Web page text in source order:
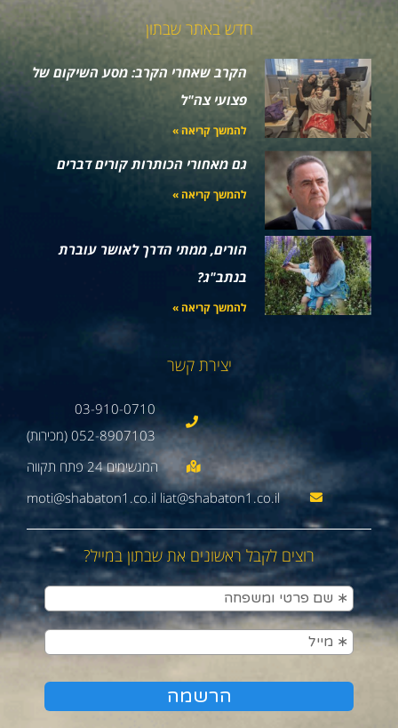
חדש באתר שבתון
הקרב שאחרי הקרב: מסע השיקום של
פצועי צה"ל
להמשך קריאה »
גם מאחורי הכותרות קורים דברים
להמשך קריאה »
הורים, ממתי הדרך לאושר עוברת
בנתב"ג?
להמשך קריאה »
יצירת קשר
03-910-0710
052-8907103 (מכירות)
moti@shabaton1.co.il liat@shabaton1.co.il
רוצים לקבל ראשונים את שבתון במייל?